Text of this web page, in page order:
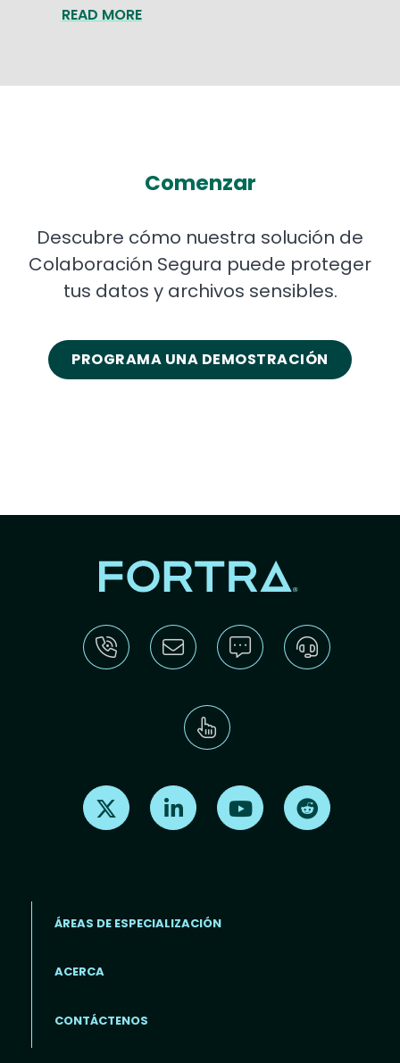
READ MORE
Comenzar
Descubre cómo nuestra solución de
Colaboración Segura puede proteger
tus datos y archivos sensibles.
PROGRAMA UNA DEMOSTRACIÓN
Find us on X Find us on LinkedInFind us on Youtube
ÁREAS DE ESPECIALIZACIÓN
ACERCA
CONTÁCTENOS